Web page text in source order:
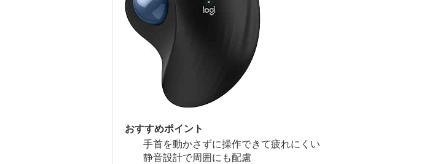
おすすめポイント
手首を動かさずに操作できて疲れにくい
静音設計で周囲にも配慮